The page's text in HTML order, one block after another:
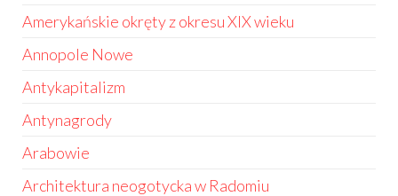
Amerykańskie okręty z okresu XIX wieku
Annopole Nowe
Antykapitalizm
Antynagrody
Arabowie
Architektura neogotycka w Radomiu